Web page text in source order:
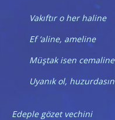
Vakıftır o her haline
Ef ‘aline, ameline
Müştak isen cemaline
Uyanık ol, huzurdasın
Edeple gözet vechini